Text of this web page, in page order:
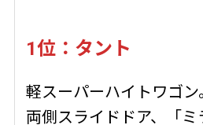
1位：タント
軽スーパーハイトワゴ
両側スライドドア、「ミ